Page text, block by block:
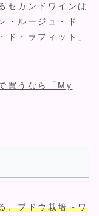
セカンドワインは
・ルージュ・ド
・ラフィット」
買うなら「My
、ブドウ栽培～ワ